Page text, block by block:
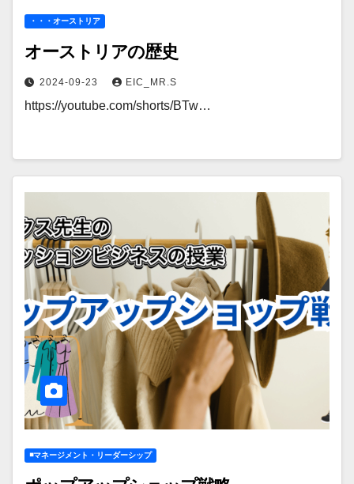
・・・オーストリア
オーストリアの歴史
2024-09-23 EIC_MR.S
https://youtube.com/shorts/BTw…
◾️マネージメント・リーダーシップ